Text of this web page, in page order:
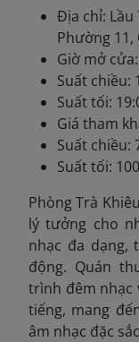
Địa chỉ: Lầu
Phường 11,
Giờ mở cửa:
Suất chiều:
Suất tối:
Giá tham
Suất chiều:
Suất tối:
Phòng Trà
lý tưởng cho
nhạc đa
động. Quán
trình đêm nhạc
tiếng, mang
âm nhạc đặc